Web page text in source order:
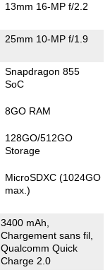
13mm 16-MP f/2.2
25mm 10-MP f/1.9
Snapdragon 855
SoC
8GO RAM
128GO/512GO
Storage
MicroSDXC (1024GO
max.)
3400 mAh,
Chargement sans fil,
Qualcomm Quick
Charge 2.0